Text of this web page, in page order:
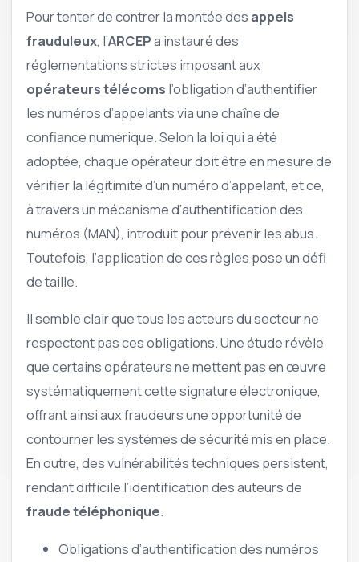
Pour tenter de contrer la montée des appels
frauduleux, l’ARCEPa instauré des
réglementations strictes imposant aux
opérateurs télécoms l’obligation d’authentifier
les numéros d’appelants via une chaîne de
confiance numérique. Selon la loi qui a été
adoptée, chaque opérateur doit être en mesure de
vérifier la légitimité d’un numéro d’appelant, et ce,
à travers un mécanisme d’authentification des
numéros (MAN), introduit pour prévenir les abus.
Toutefois, l’application de ces règles pose un défi
de taille.
Il semble clair que tous les acteurs du secteur ne
respectent pas ces obligations. Une étude révèle
que certains opérateurs ne mettent pas en œuvre
systématiquement cette signature électronique,
offrant ainsi aux fraudeurs une opportunité de
contourner les systèmes de sécurité mis en place.
En outre, des vulnérabilités techniques persistent,
rendant difficile l’identification des auteurs de
fraude téléphonique.
Obligations d’authentification des numéros